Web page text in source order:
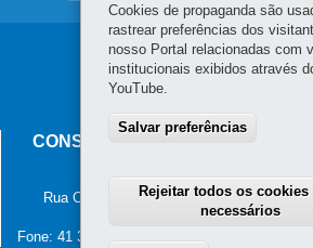
CONSELHO ESTADUAL DE
Rua Coronel Dulcídio, 800(5º andar) -
MAPA
Fone: 41 3313-1646
Cookies de propaganda são
rastrear preferências dos
nosso Portal relacionadas com
institucionais exibidos através
YouTube.
Salvar preferências
Rejeitar todos os cookies
necessários